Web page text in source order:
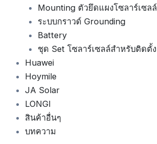
Mounting ตัวยึดแผงโซลาร์เซลล์
ระบบกราวด์ Grounding
Battery
ชุด Set โซลาร์เซลล์สำหรับติดตั้ง
Huawei
Hoymile
JA Solar
LONGI
สินค้าอื่นๆ
บทความ